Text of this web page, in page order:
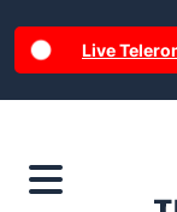
Live